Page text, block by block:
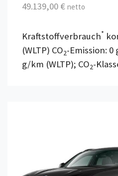
49.139,00 € netto
Kraftstoffverbrauch*
(WLTP) CO2-Emission: 0
g/km (WLTP); CO2-